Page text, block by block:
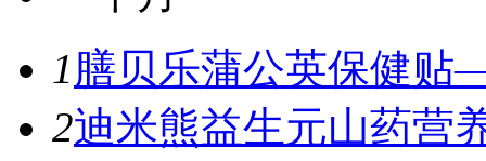
1 膳贝乐蒲公英保健
2迪米熊益生元山药营